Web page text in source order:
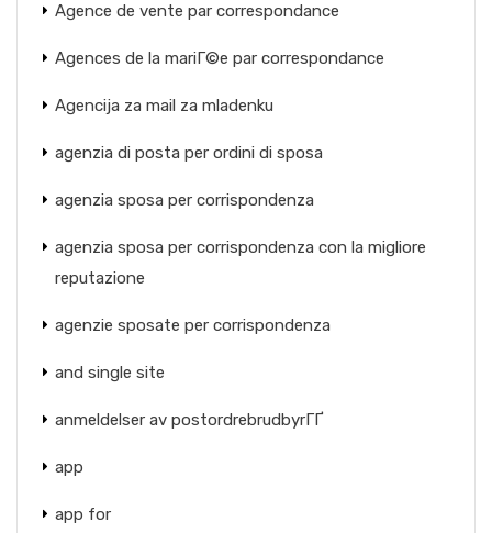
Agence de vente par correspondance
Agences de la mariГ©e par correspondance
Agencija za mail za mladenku
agenzia di posta per ordini di sposa
agenzia sposa per corrispondenza
agenzia sposa per corrispondenza con la migliore
reputazione
agenzie sposate per corrispondenza
and single site
anmeldelser av postordrebrudbyrГҐ
app
app for